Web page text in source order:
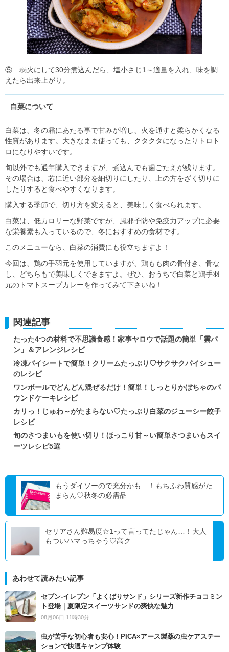
⑤ 弱火にして30分煮込んだら、塩小さじ1～適量を入れ、味を調
えたら出来上がり。
白菜について
白菜は、冬の霜にあたる事で甘みが増し、火を通すと柔らかくなる
性質があります。大きなまま使っても、クタクタになったりトロト
ロになりやすいです。
旬以外でも通年購入できますが、煮込んでも歯ごたえが残ります。
その場合は、芯に近い部分を細切りにしたり、上の方をざく切りに
したりすると食べやすくなります。
購入する季節で、切り方を変えると、美味しく食べられます。
白菜は、低カロリーな野菜ですが、風邪予防や免疫力アップに必要
な栄養素も入っているので、冬におすすめの食材です。
このメニューなら、白菜の消費にも役立ちますよ！
今回は、鶏の手羽元を使用していますが、鶏もも肉の骨付き、骨な
し、どちらもで美味しくできますよ。ぜひ、おうちで白菜と鶏手羽
元のトマトスープカレーを作ってみて下さいね！
関連記事
たった4つの材料で不思議食感！家事ヤロウで話題の簡単「雲パ
ン」＆アレンジレシピ
冷凍パイシートで簡単！クリームたっぷり♡サクサクパイシュー
のレシピ
ワンボールでどんどん混ぜるだけ！簡単！しっとりかぼちゃのパ
ウンドケーキレシピ
カリっ！じゅわ～がたまらない♡たっぷり白菜のジューシー餃子
レシピ
旬のさつまいもを使い切り！ほっこり甘～い簡単さつまいもスイ
ーツレシピ5選
もうダイソーので充分かも…！もちふわ質感がた
まらん♡秋冬の必需品
セリアさん難易度☆1って言ってたじゃん…！大人
もついハマっちゃう♡高ク...
あわせて読みたい記事
セブン‐イレブン「よくばりサンド」シリーズ新作チョコミン
ト登場｜夏限定スイーツサンドの爽快な魅力
08月06日 11時30分
虫が苦手な初心者も安心！PICA×アース製薬の虫ケアステー
ションで快適キャンプ体験